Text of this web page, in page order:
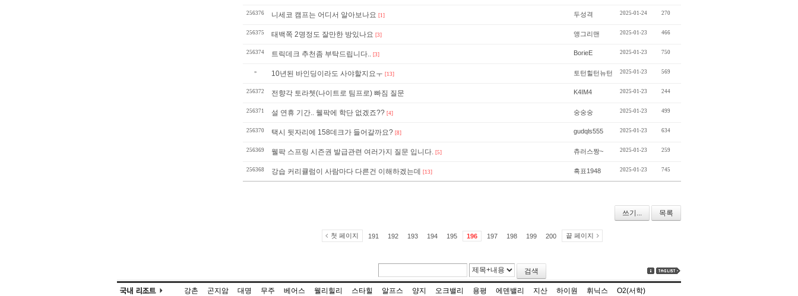
256376 니세코 캠프는 어디서 알아보나요 [1] 두성격 2025-01-24 270
256375 태백쪽 2명정도 잘만한 방있나요 [3] 앵그리맨 2025-01-23 466
256374 트릭데크 추천좀 부탁드립니다.. [3] BorieE 2025-01-23 750
» 10년된 바인딩이라도 사야할지요ㅜ [13] 토턴힐턴뉴턴 2025-01-23 569
256372 전향각 토라쳇(나이트로 팀프로) 빠짐 질문 K4IM4 2025-01-23 244
256371 설 연휴 기간.. 웰팍에 학단 없겠죠?? [4] 숭숭숭 2025-01-23 499
256370 택시 뒷자리에 158데크가 들어갈까요? [8] gudqls555 2025-01-23 634
256369 웰팍 스프링 시즌권 발급관련 여러가지 질문 입니다. [5] 츄러스짱~ 2025-01-23 259
256368 강습 커리큘럼이 사람마다 다른건 이해하겠는데 [13] 흑표1948 2025-01-23 745
쓰기... 목록
첫 페이지 191 192 193 194 195 196 197 198 199 200 끝 페이지
검색
강촌 곤지암 대명 무주 베어스 웰리힐리 스타힐 알프스 양지 오크밸리 용평 에덴밸리 지산 하이원 휘닉스 O2(서학)